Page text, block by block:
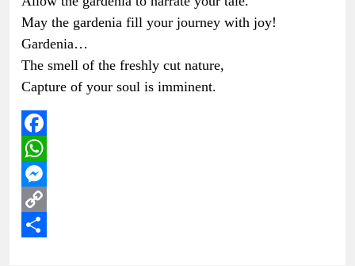
May the gardenia fill your journey with joy!
Gardenia…
The smell of the freshly cut nature,
Capture of your soul is imminent.
Facebook
WhatsApp
Messenger
Copy